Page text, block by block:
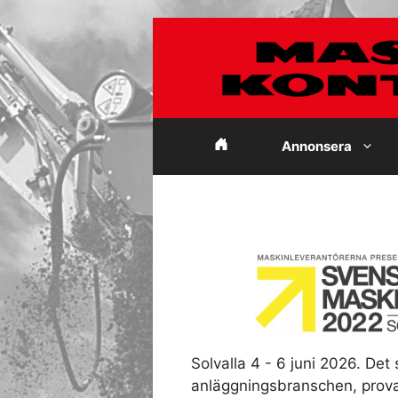
till
innehåll
Annonsera
Solvalla 4 - 6 juni 2026. Det
anläggningsbranschen,